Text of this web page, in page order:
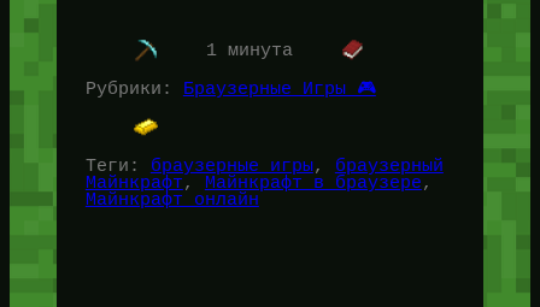
1 минута
Рубрики:
Браузерные Игры 🎮
Теги: браузерные игры, браузерный
Майнкрафт, Майнкрафт в браузере
Майнкрафт онлайн